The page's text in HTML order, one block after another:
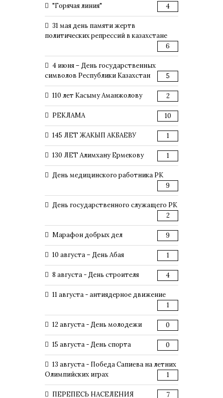
"Горячая линия" 4
31 мая день памяти жертв
политических репрессий в казахстане
6
4 июня – День государственных
символов Республики Казахстан
5
110 лет Касыму Аманжолову 2
РЕКЛАМА 10
145 ЛЕТ ЖАКЫП АКБАЕВУ 1
130 ЛЕТ Алимхану Ермекову 1
День медицинского работника РК
9
День государственного служащего РК
2
Марафон добрых дел 9
10 августа – День Абая 1
8 августа - День строителя 4
11 августа - антиядерное движение
1
12 августа - День молодежи 0
15 августа - День спорта 0
13 августа - Победа Сапиева на летних
Олимпийских играх
1
ПЕРЕПЕСЬ НАСЕЛЕНИЯ 7